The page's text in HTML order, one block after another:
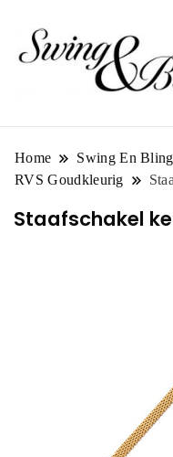
Home Swing En Bling
RVS Goudkleurig
Staafschakel